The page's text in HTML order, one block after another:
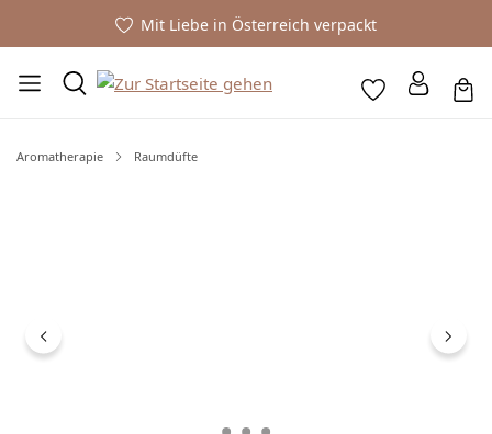
Mit Liebe in Österreich verpackt
Aromatherapie Raumdüfte